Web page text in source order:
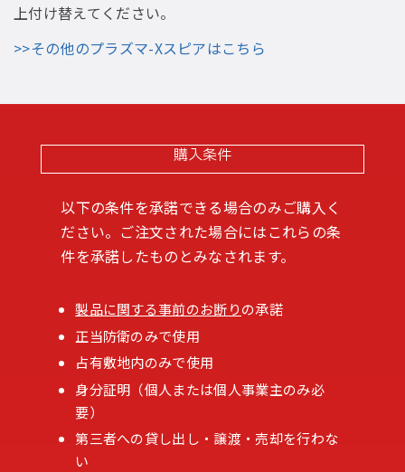
上付け替えてください。
>>その他のプラズマ-Xスピアはこちら
購入条件
以下の条件を承諾できる場合のみご購入く
ださい。ご注文された場合にはこれらの条
件を承諾したものとみなされます。
製品に関する事前のお断りの承諾
正当防衛のみで使用
占有敷地内のみで使用
身分証明（個人または個人事業主のみ必
要）
第三者への貸し出し・譲渡・売却を行わな
い